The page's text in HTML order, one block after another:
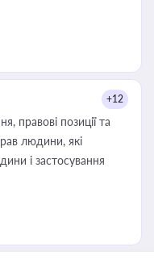
+12
правові позиції та
людини, які
і застосування